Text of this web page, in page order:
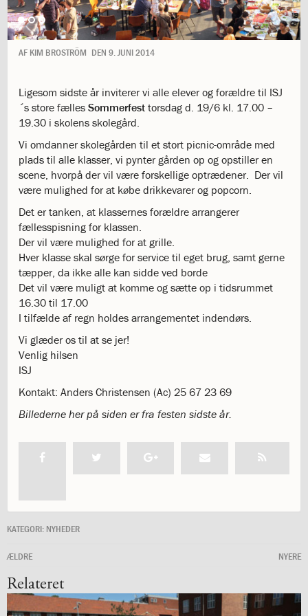
days
of
giving
Grow
1.13:
Move
it!
Ucycle
We
cycle
Recycle
1.15:
Historie
1.16:
Bombningen
af
Institut
Jeanne
d’Arc
1.17:
Markering
af
katastrofen
på
Institut
1.18:
Bestyrelsen
1.19:
Ledelsen
1.20:
1.21:
Forældrerådet
1.22:
Forældrerådet
1.24:
Vedtægter
1.25:
Demokrati
og
1.28:
Et
trygt
AF KIM BROSTRÖM DEN 9. JUNI 2014
Ligesom sidste år inviterer vi alle elever og forældre til ISJ
´s store fælles Sommerfest torsdag d. 19/6 kl. 17.00 –
19.30 i skolens skolegård.
Vi omdanner skolegården til et stort picnic-område med
plads til alle klasser, vi pynter gården op og opstiller en
scene, hvorpå der vil være forskellige optrædener. Der vil
være mulighed for at købe drikkevarer og popcorn.
Det er tanken, at klassernes forældre arrangerer
fællesspisning for klassen.
Der vil være mulighed for at grille.
Hver klasse skal sørge for service til eget brug, samt gerne
tæpper, da ikke alle kan sidde ved borde
Det vil være muligt at komme og sætte op i tidsrummet
16.30 til 17.00
I tilfælde af regn holdes arrangementet indendørs.
Vi glæder os til at se jer!
Venlig hilsen
ISJ
Kontakt: Anders Christensen (Ac) 25 67 23 69
Billederne her på siden er fra festen sidste år.
KATEGORI: NYHEDER
ÆLDRE NYERE
Relateret